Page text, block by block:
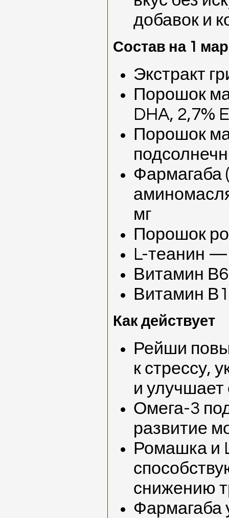
добавок и
Состав на 1
Экстракт
Порошок
DHA, 2,7%
Порошок
Фармагаба
мг
Порошок
L-теанин —
Витамин
Витамин
Как действует
Рейши
к стрессу,
и улучшает
Омега-3
развитие
Ромашка и
снижению
Фармагаба